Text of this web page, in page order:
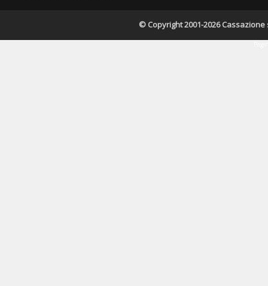
© Copyright 2001-2026 Cassazione